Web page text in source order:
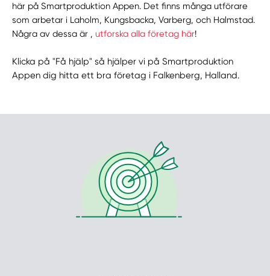
här på Smartproduktion Appen. Det finns många utförare
som arbetar i Laholm, Kungsbacka, Varberg, och Halmstad.
Några av dessa är ,utforska alla företag här!
Klicka på "Få hjälp" så hjälper vi på Smartproduktion
Appen dig hitta ett bra företag i Falkenberg, Halland.